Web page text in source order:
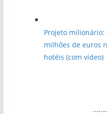
Projeto
milhões de euros
hotéis (com vídeo)